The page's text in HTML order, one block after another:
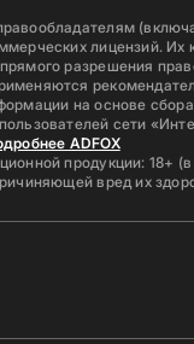
лицензий. Их
разрешения
на основе
сети
ADFOX
продукции: 18+
вред их